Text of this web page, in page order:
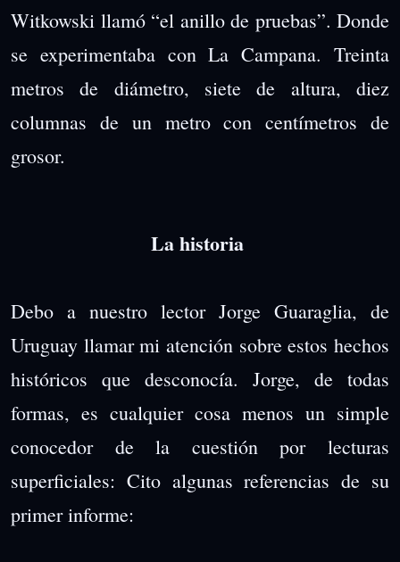
Witkowski llamó “el anillo de pruebas”. Donde
se experimentaba con La Campana. Treinta
metros de diámetro, siete de altura, diez
columnas de un metro con centímetros de
grosor.
La historia
Debo a nuestro lector Jorge Guaraglia, de
Uruguay llamar mi atención sobre estos hechos
históricos que desconocía. Jorge, de todas
formas, es cualquier cosa menos un simple
conocedor de la cuestión por lecturas
superficiales: Cito algunas referencias de su
primer informe: